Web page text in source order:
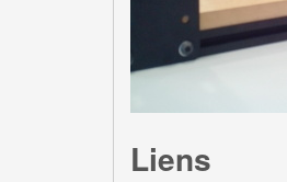
Liens